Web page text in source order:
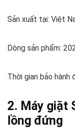
Sản xuất tại: Việt
Dòng sản phẩm:
Thời gian bảo hành
2. Máy giặt
lồng đứng